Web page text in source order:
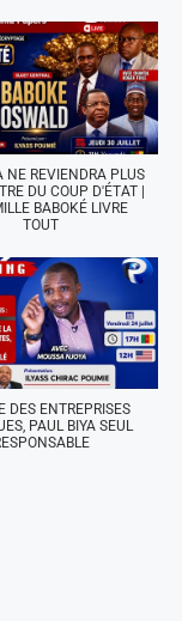
NE REVIENDRA PLUS
DU COUP D'ÉTAT |
BABOKÉ LIVRE
TOUT
DES ENTREPRISES
PAUL BIYA SEUL